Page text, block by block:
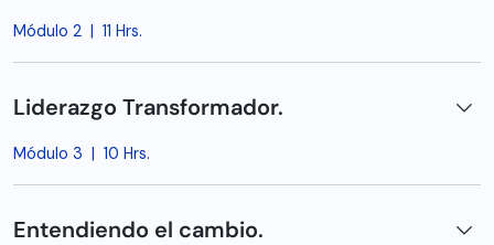
Módulo 2 | 11 Hrs.
Liderazgo Transformador.
Módulo 3 | 10 Hrs.
Entendiendo el cambio.